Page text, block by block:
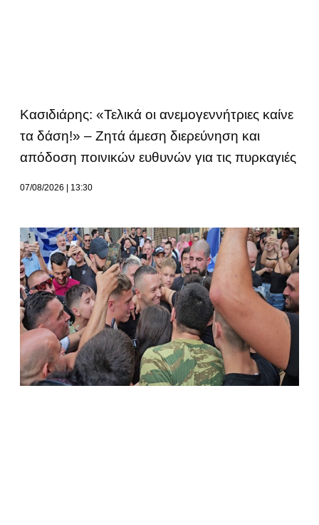
Κασιδιάρης: «Τελικά οι ανεμογεννήτριες καίνε
τα δάση!» – Ζητά άμεση διερεύνηση και
απόδοση ποινικών ευθυνών για τις πυρκαγιές
07/08/2026 13:30